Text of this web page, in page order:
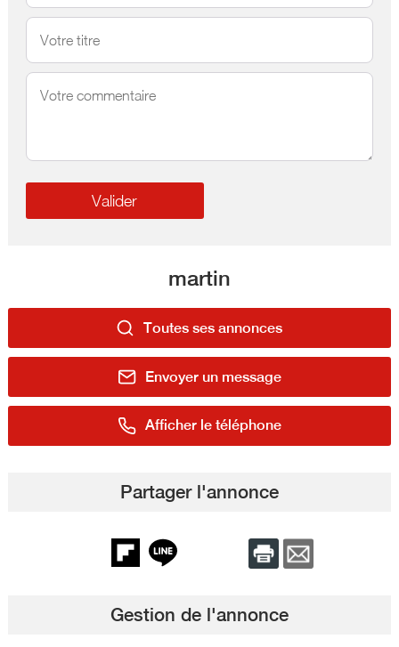
martin
Toutes ses annonces
Envoyer un message
Afficher le téléphone
Partager l'annonce
Gestion de l'annonce